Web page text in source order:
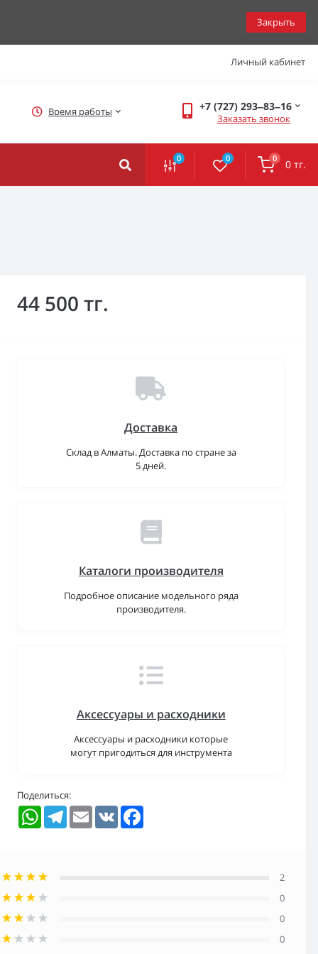
Закрыть
Личный кабинет
Время работы +7 (727) 293‒83‒16
Заказать звонок
0 0 0 0 тг.
44 500 тг.
Доставка
Склад в Алматы. Доставка по стране за
5 дней.
Каталоги производителя
Подробное описание модельного ряда
производителя.
Аксессуары и расходники
Аксессуары и расходники которые
могут пригодиться для инструмента
Поделиться:
WhatsAppTelegramEmail VK
2
0
0
0